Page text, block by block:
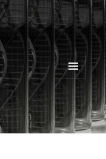
MENU
WIDGETY